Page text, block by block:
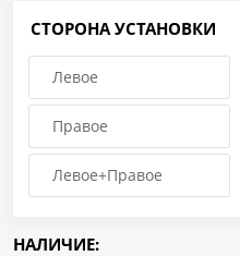
СТОРОНА УСТАНОВКИ
Левое
Правое
Левое+Правое
НАЛИЧИЕ: